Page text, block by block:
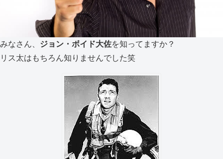
みなさん、 ジョン・ボイド大佐を知ってますか？
リス太はもちろん知りませんでした笑